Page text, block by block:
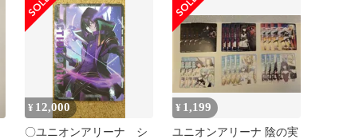
¥ 12,000
〇ユニオンアリーナ シ
¥ 1,199
ユニオンアリーナ 陰の実